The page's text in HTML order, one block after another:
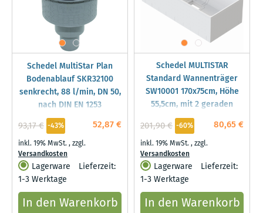
Schedel MultiStar Plan
Bodenablauf SKR32100
senkrecht, 88 l/min, DN 50,
nach DIN EN 1253
52,87 €
93,17 € -43%
inkl. 19% MwSt.,zzgl.
Versandkosten
Lagerware
Lieferzeit:
1-3 Werktage
In den Warenkorb
Schedel MULTISTAR
Standard Wannenträger
SW10001 170x75cm, Höhe
55,5cm, mit 2 geraden
Seiten
80,65 €
201,90 € -60%
inkl. 19% MwSt.,zzgl.
Versandkosten
Lagerware
Lieferzeit:
1-3 Werktage
In den Warenkorb